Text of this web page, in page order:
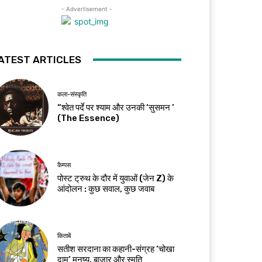
- Advertisement -
ARTICLES
कला-संस्कृति
“श्वेत पर्दे पर श्याम और उनकी ‘सुसमन ’
(The Essence)
कैम्पस
पोस्ट ट्रुथ के दौर में युवाओं (जेन Z) के
आंदोलन : कुछ सवाल, कुछ जवाब
किताबें
सतीश सरदाना का कहानी-संग्रह ‘चोखा
दाम’ मनुष्य, बाज़ार और स्मृति